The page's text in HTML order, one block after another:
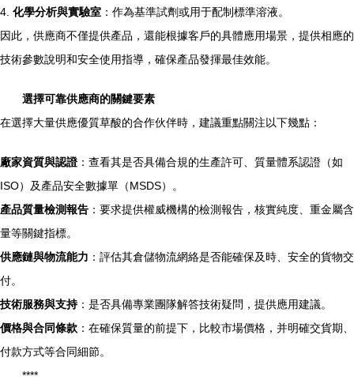
4. 化學分析與實驗室 ：作為基準試劑或用于配制標準溶液。
因此，供應商不僅提供產品，還能根據客戶的具體應用場景，提供相應的
技術參數說明和安全使用指導，確保產品發揮最佳效能。
選擇可靠供應商的關鍵要素
在選擇大量供應優質草酸的合作伙伴時，建議重點關注以下幾點：
廠家資質與認證：查看其是否具備合規的生產許可、質量體系認證（如
ISO）及產品安全數據單（MSDS）。
產品質量檢測報告 ：要求提供權威機構的檢測報告，核實純度、重金屬含
量等關鍵指標。
供應鏈與物流能力 ：評估其倉儲物流網絡是否能確保及時、安全的貨物交
付。
技術服務與支持：是否具備專業團隊解答技術疑問，提供應用建議。
價格與合同條款 ：在確保質量的前提下，比較市場價格，并明確交貨期、
付款方式等合同細節。
****